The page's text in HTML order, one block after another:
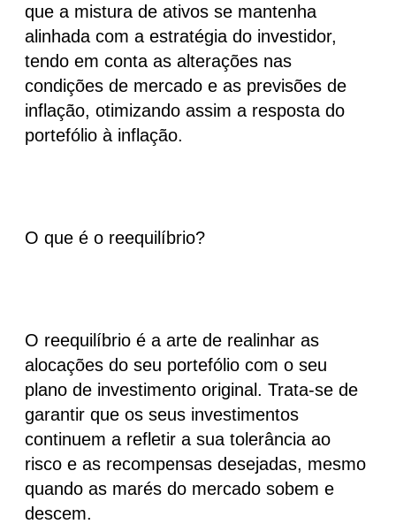
que a mistura de ativos se mantenha
alinhada com a estratégia do investidor,
tendo em conta as alterações nas
condições de mercado e as previsões de
inflação, otimizando assim a resposta do
portefólio à inflação.
O que é o reequilíbrio?
O reequilíbrio é a arte de realinhar as
alocações do seu portefólio com o seu
plano de investimento original. Trata-se de
garantir que os seus investimentos
continuem a refletir a sua tolerância ao
risco e as recompensas desejadas, mesmo
quando as marés do mercado sobem e
descem.